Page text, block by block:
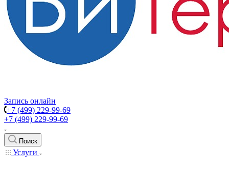
Запись онлайн
+7 (499) 229-99-69
+7 (499) 229-99-69
Поиск
Услуги